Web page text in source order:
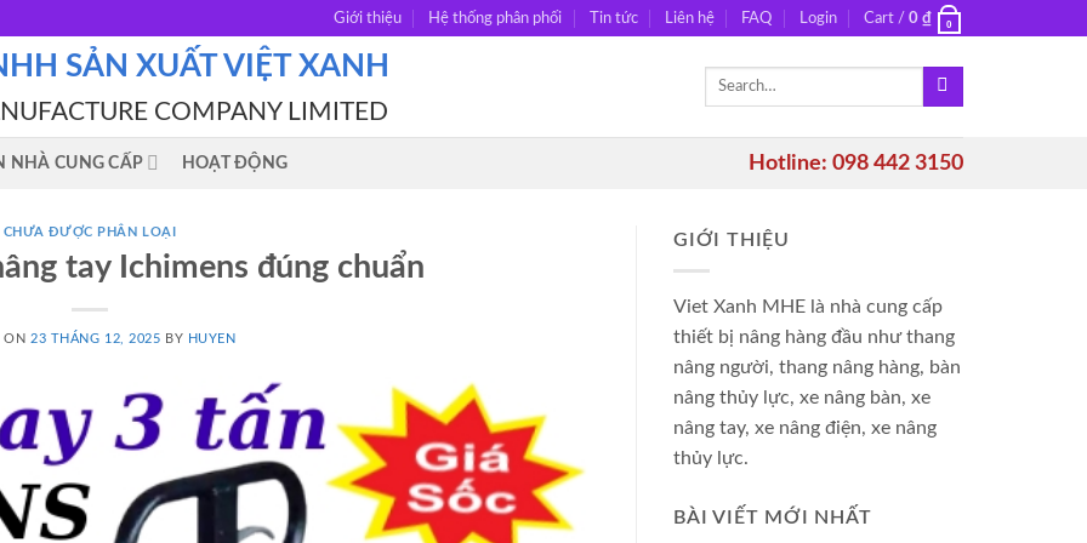
Giới thiệu Hệ thống phân phối Tin tức Liên hệ FAQ Login Cart / 0 ₫ 0
SẢN XUẤT VIỆT XANH
COMPANY LIMITED
Search
NHÀ CUNG CẤP HOẠT ĐỘNG Hotline: 098 442 3150
CHƯA ĐƯỢC PHÂN LOẠI
tay Ichimens đúng chuẩn
ON 23 THÁNG 12, 2025 BY HUYEN
GIỚI THIỆU
Viet Xanh MHE là nhà cung cấp
thiết bị nâng hàng đầu như thang
nâng người, thang nâng hàng, bàn
nâng thủy lực, xe nâng bàn, xe
nâng tay, xe nâng điện, xe nâng
thủy lực.
BÀI VIẾT MỚI NHẤT